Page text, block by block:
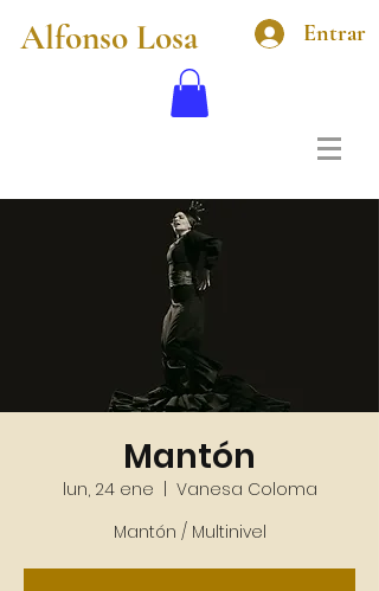
Alfonso Losa Entrar
Mantón
lun, 24 ene
  |
Vanesa Coloma